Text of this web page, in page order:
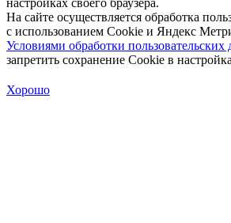
настройках своего браузера.
На сайте осуществляется обработка
с использованием Cookie и Яндекс
Условиями обработки пользовательских
запретить сохранение Cookie в
Хорошо